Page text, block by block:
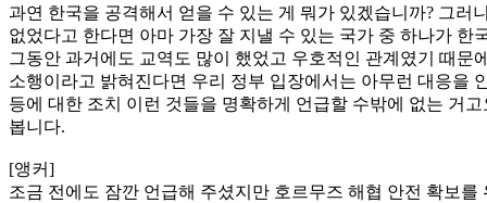
과연 한국을 공격해서 얻을 수 있는 게 뭐가 있겠습니까? 그
없었다고 한다면 아마 가장 잘 지낼 수 있는 국가 중 하나가
그동안 과거에도 교역도 많이 했었고 우호적인 관계였기 때
소행이라고 밝혀진다면 우리 정부 입장에서는 아무런 대응을
등에 대한 조치 이런 것들을 명확하게 언급할 수밖에 없는 거
봅니다.
[앵커]
조금 전에도 잠깐 언급해 주셨지만 호르무즈 해협 안전 확보